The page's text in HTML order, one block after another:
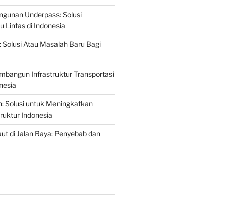
Underpass: Solusi
Lintas di Indonesia
Solusi Atau Masalah Baru Bagi
Infrastruktur Transportasi
Solusi untuk Meningkatkan
Indonesia
di Jalan Raya: Penyebab dan